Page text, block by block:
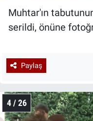
Muhtar'ın
serildi, önüne
Paylaş
4 / 26